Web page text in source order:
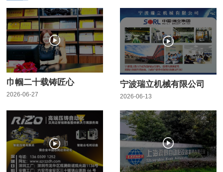
巾帼二十载铸匠心
2026-06-27
宁波瑞立机械有限公司
2026-06-13